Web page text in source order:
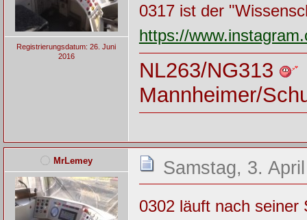
Registrierungsdatum: 26. Juni
2016
0317 ist der
https://
NL263/NG313
Mannheimer/
MrLemey Samstag, 3.
0302 läuft nach seiner